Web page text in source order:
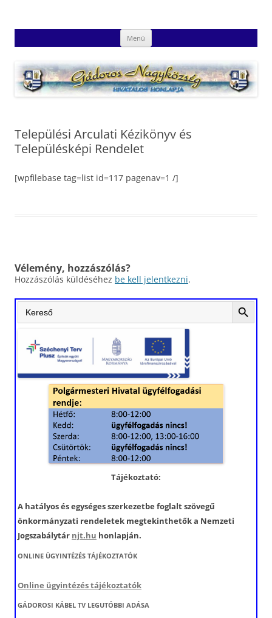
Honlapja
Menü
Települési Arculati Kézikönyv és
Településképi Rendelet
[wpfilebase tag=list id=117 pagenav=1 /]
Vélemény, hozzászólás?
Hozzászólás küldéséhez be kell jelentkezni.
Search
for:
Search Button
Tájékoztató:
A hatályos és egységes szerkezetbe foglalt szövegű
önkormányzati rendeletek megtekinthetők a Nemzeti
Jogszabálytár njt.hu honlapján.
ONLINE ÜGYINTÉZÉS TÁJÉKOZTATÓK
Online ügyintézés tájékoztatók
GÁDOROSI KÁBEL TV LEGUTÓBBI ADÁSA